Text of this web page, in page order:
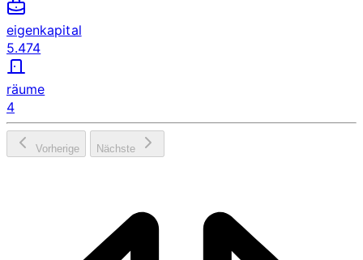
eigenkapital
5.474
räume
4
Vorherige Nächste